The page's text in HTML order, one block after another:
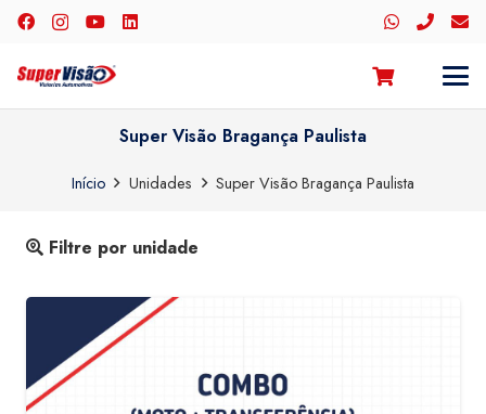
Super Visão Bragança Paulista
Início Unidades Super Visão Bragança Paulista
Filtre por unidade